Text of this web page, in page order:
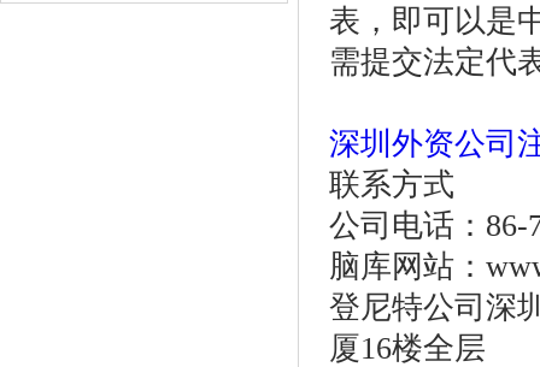
表，即可以是
需提交法定代
深圳外资公司
联系方式
公司电话：86-
脑库网站：
登尼特公司深
厦16楼全层